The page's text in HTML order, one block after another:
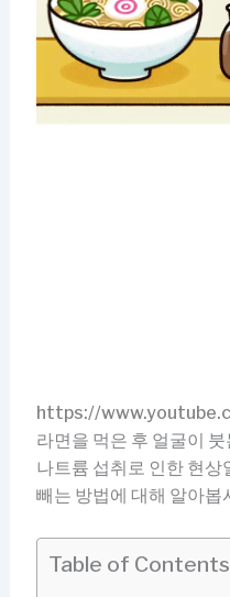
https://
라면을 먹은 후 얼굴이
나트륨 섭취로 인한 현상
빼는 방법에 대해 알아봅
Table of Contents